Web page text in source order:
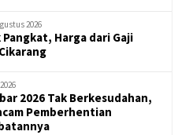
2026
Harga dari Gaji
2026 Tak Berkesudahan,
Pemberhentian